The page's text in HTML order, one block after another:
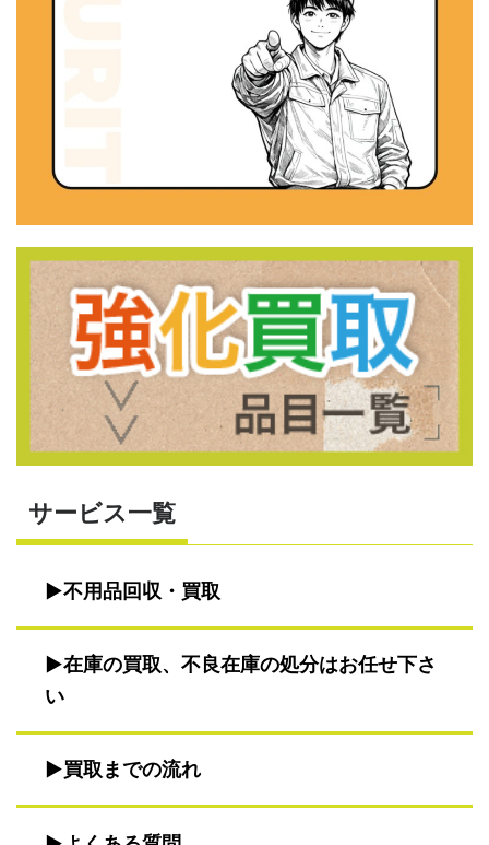
サービス一覧
不用品回収・買取
在庫の買取、不良在庫の処分はお任せ下さ
い
買取までの流れ